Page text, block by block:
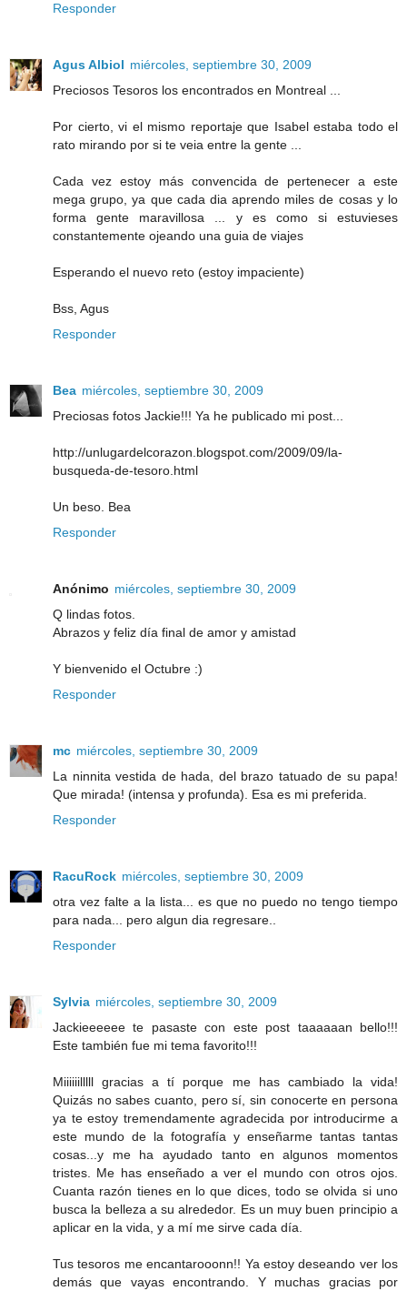
Responder
Agus Albiol miércoles, septiembre 30, 2009
Preciosos Tesoros los encontrados en Montreal ...
Por cierto, vi el mismo reportaje que Isabel estaba todo el
rato mirando por si te veia entre la gente ...
Cada vez estoy más convencida de pertenecer a este
mega grupo, ya que cada dia aprendo miles de cosas y lo
forma gente maravillosa ... y es como si estuvieses
constantemente ojeando una guia de viajes
Esperando el nuevo reto (estoy impaciente)
Bss, Agus
Responder
Bea miércoles, septiembre 30, 2009
Preciosas fotos Jackie!!! Ya he publicado mi post...
http://unlugardelcorazon.blogspot.com/2009/09/la-
busqueda-de-tesoro.html
Un beso. Bea
Responder
Anónimo miércoles, septiembre 30, 2009
Q lindas fotos.
Abrazos y feliz día final de amor y amistad
Y bienvenido el Octubre :)
Responder
mc miércoles, septiembre 30, 2009
La ninnita vestida de hada, del brazo tatuado de su papa!
Que mirada! (intensa y profunda). Esa es mi preferida.
Responder
RacuRock miércoles, septiembre 30, 2009
otra vez falte a la lista... es que no puedo no tengo tiempo
para nada... pero algun dia regresare..
Responder
Sylvia miércoles, septiembre 30, 2009
Jackieeeeee te pasaste con este post taaaaaan bello!!!
Este también fue mi tema favorito!!!
Miiiiiilllll gracias a tí porque me has cambiado la vida!
Quizás no sabes cuanto, pero sí, sin conocerte en persona
ya te estoy tremendamente agradecida por introducirme a
este mundo de la fotografía y enseñarme tantas tantas
cosas...y me ha ayudado tanto en algunos momentos
tristes. Me has enseñado a ver el mundo con otros ojos.
Cuanta razón tienes en lo que dices, todo se olvida si uno
busca la belleza a su alrededor. Es un muy buen principio a
aplicar en la vida, y a mí me sirve cada día.
Tus tesoros me encantarooonn!! Ya estoy deseando ver los
demás que vayas encontrando. Y muchas gracias por